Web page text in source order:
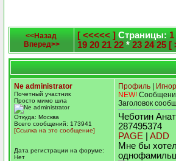
<<Назад
Вперед>>
[ <<<<< ] Страницы: 1
19 20 21 22 * 23 24 25 [
Ne administrator
Почетный участник
Просто мимо шла
Откуда: Москва
Всего сообщений: 173941
[Ссылка на это сообщение]
Дата регистрации на форуме:
Нет
Профиль
NEW!
Заголовок
Чеботин
287495374
PAGE
ADD
Мне бы